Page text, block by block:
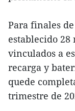
Para finales
establecido
vinculados a
recarga y
quede
trimestre de